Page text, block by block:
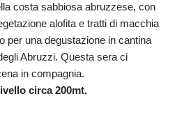
costa sabbiosa abruzzese, con
alofita e tratti di macchia
per una degustazione in cantina
Abruzzi. Questa sera ci
in compagnia.
circa 200mt.